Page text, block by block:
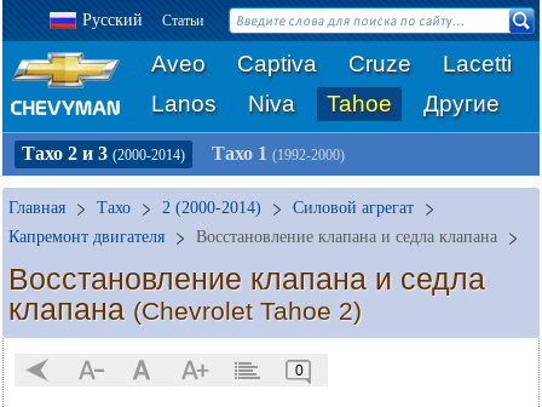
Русский Статьи
Aveo Captiva Cruze
Lacetti
Lanos
Niva Tahoe Другие
Тахо 2 и 3 (2000-2014) Тахо 1 (1992-2000)
Главная Тахо 2 (2000-2014)
Силовой агрегат
Капремонт двигателя
Восстановление клапана и седла клапана
Восстановление клапана и седла
клапана (Chevrolet Tahoe 2)
0